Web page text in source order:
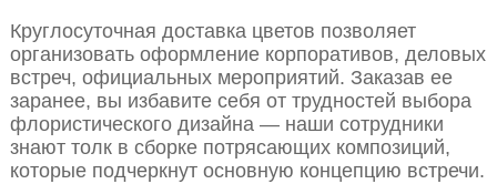
Круглосуточная доставка цветов позволяет
организовать оформление корпоративов, деловых
встреч, официальных мероприятий. Заказав ее
заранее, вы избавите себя от трудностей выбора
флористического дизайна — наши сотрудники
знают толк в сборке потрясающих композиций,
которые подчеркнут основную концепцию встречи.